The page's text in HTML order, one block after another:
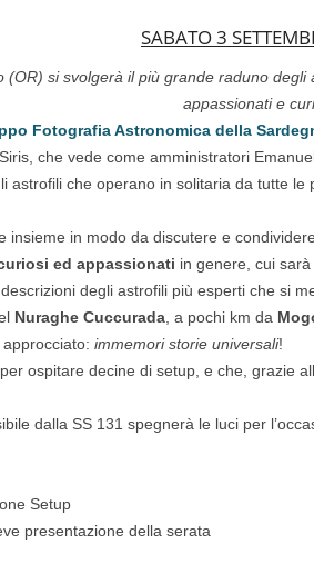
SABATO 3
si svolgerà il più grande raduno
appassionati e
Fotografia Astronomica della
che vede come amministratori
astrofili che operano in solitaria da tutte le
insieme in modo da discutere e
ed appassionati in genere, cui
degli astrofili più esperti che si
Nuraghe Cuccurada, a pochi km da
immemori storie universali!
ospitare decine di setup, e che, grazie
dalla SS 131 spegnerà le luci per
Setup
presentazione della serata